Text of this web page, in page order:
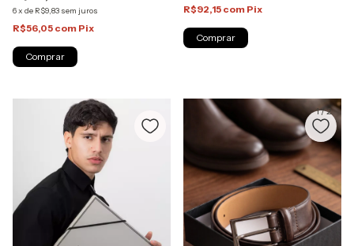
6x de R$9,83 sem juros
R$56,05 com Pix
Comprar
R$92,15 com Pix
Comprar
1/2